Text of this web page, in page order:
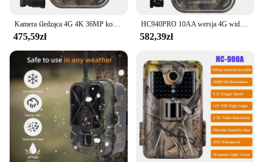
Kamera śledząca 4G 4K 36MP kontrola aplikacji 8000MA bateria litowa kamera myśliwska noktowizor rozpoznawanie dzikiej przyrody
475,59zł
HC940PRO 10AA wersja 4G wideo na żywo kamera obserwacyjna bezprzewodowa aplikacja do gier w chmurze wodoodporna kamera IP66
582,39zł